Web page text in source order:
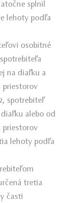
splnil
lehoty podľa
osobitné
na diaľku a
priestorov
spotrebiteľ
alebo od
priestorov
lehoty podľa
tretia
časti